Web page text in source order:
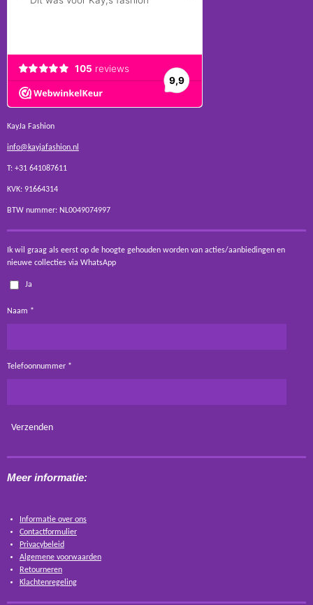
KayJa Fashion
info@kayjafashion.nl
T: +31 641087611
KVK: 91664314
BTW nummer: NL0049074997
Ik wil graag als eerst op de hoogte gehouden worden van acties/aanbiedingen en
nieuwe collecties via WhatsApp
Ja
Naam *
Telefoonnummer *
Verzenden
Meer informatie:
Informatie over ons
Contactformulier
Privacybeleid
Algemene voorwaarden
Retourneren
Klachtenregeling